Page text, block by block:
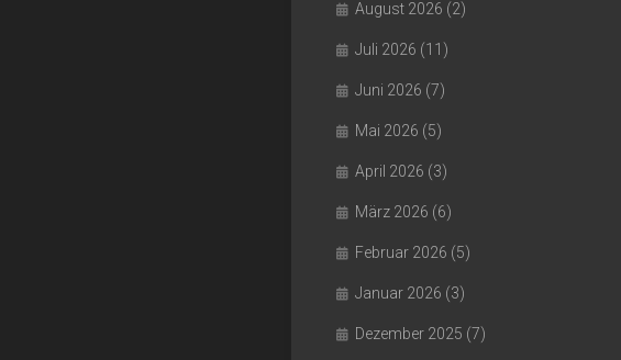
August 2026 (2)
Juli 2026 (11)
Juni 2026 (7)
Mai 2026 (5)
April 2026 (3)
März 2026 (6)
Februar 2026 (5)
Januar 2026 (3)
Dezember 2025 (7)